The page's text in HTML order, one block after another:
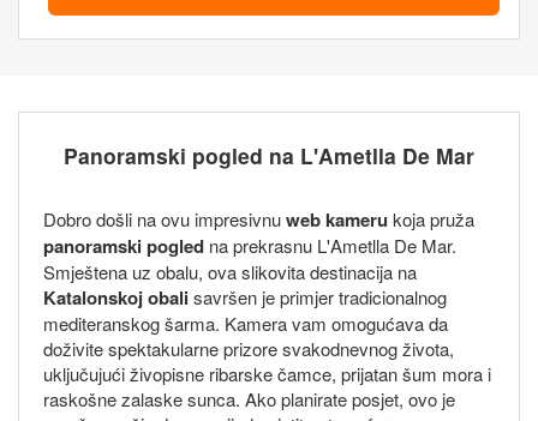
Panoramski pogled na L'Ametlla De Mar
Dobro došli na ovu impresivnuweb kameru koja pruža
panoramski pogled na prekrasnu L'Ametlla De Mar.
Smještena uz obalu, ova slikovita destinacija na
Katalonskoj obalisavršen je primjer tradicionalnog
mediteranskog šarma. Kamera vam omogućava da
doživite spektakularne prizore svakodnevnog života,
uključujući živopisne ribarske čamce, prijatan šum mora i
raskošne zalaske sunca. Ako planirate posjet, ovo je